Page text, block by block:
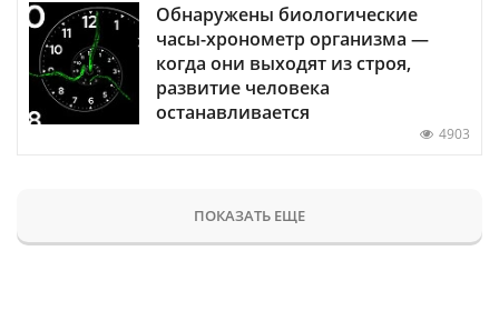
Обнаружены биологические
часы-хронометр организма —
когда они выходят из строя,
развитие человека
останавливается
4903
ПОКАЗАТЬ ЕЩЕ